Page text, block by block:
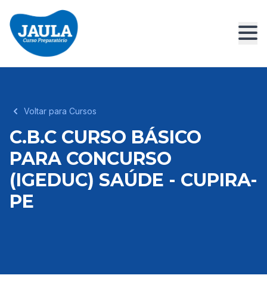
Voltar para Cursos
C.B.C CURSO BÁSICO
PARA CONCURSO
(IGEDUC) SAÚDE - CUPIRA-
PE